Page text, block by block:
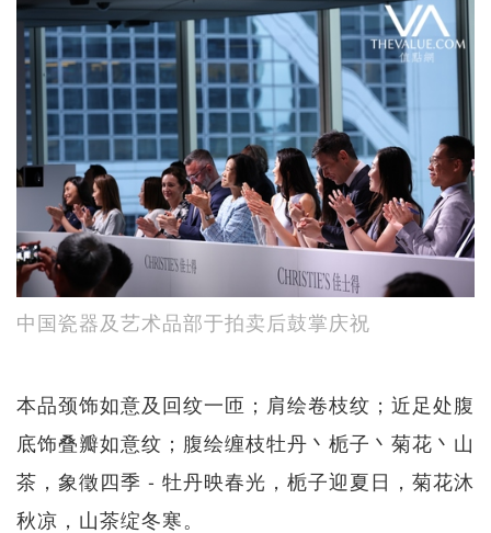
中国瓷器及艺术品部于拍卖后鼓掌庆祝
本品颈饰如意及回纹一匝；肩绘卷枝纹；近足处腹
底饰叠瓣如意纹；腹绘缠枝牡丹丶栀子丶菊花丶山
茶，象徵四季 - 牡丹映春光，栀子迎夏日，菊花沐
秋凉，山茶绽冬寒。